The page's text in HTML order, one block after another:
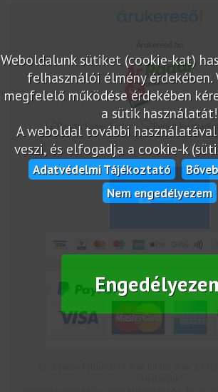
Weboldalunk sütiket (cookie-kat)
felhasználói élmény érdekében.
megfelelő működése érdekében
a sütik használatát!
A weboldal további
veszi, és elfogadja a cookie-k
Adatvédelmi Tájékoztató
Nem engedélyezem